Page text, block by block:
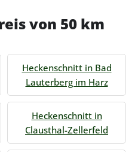
von 50 km
Heckenschnitt in Bad
Lauterberg im Harz
Heckenschnitt in
Clausthal-Zellerfeld